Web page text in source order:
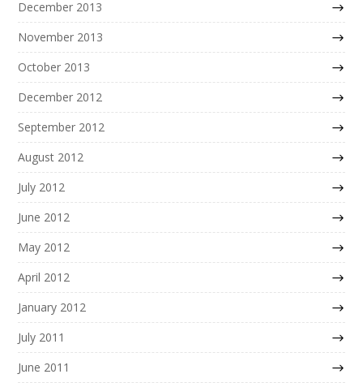
December 2013
November 2013
October 2013
December 2012
September 2012
August 2012
July 2012
June 2012
May 2012
April 2012
January 2012
July 2011
June 2011